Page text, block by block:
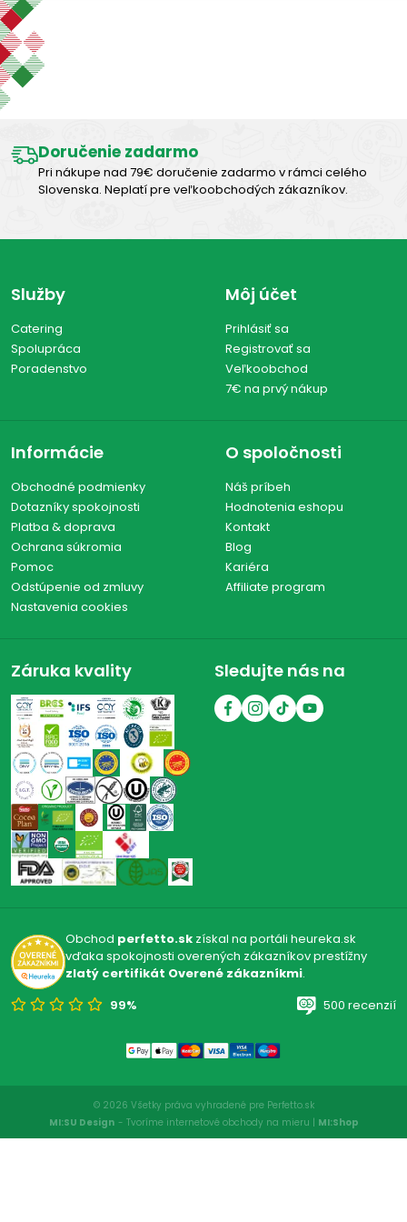
Doručenie zadarmo
Pri nákupe nad 79€ doručenie zadarmo v rámci celého
Slovenska. Neplatí pre veľkoobchodých zákazníkov.
Služby
Catering
Spolupráca
Poradenstvo
Môj účet
Prihlásiť sa
Registrovať sa
Veľkoobchod
7€ na prvý nákup
Informácie
Obchodné podmienky
Dotazníky spokojnosti
Platba & doprava
Ochrana súkromia
Pomoc
Odstúpenie od zmluvy
Nastavenia cookies
O spoločnosti
Náš príbeh
Hodnotenia eshopu
Kontakt
Blog
Kariéra
Affiliate program
Záruka kvality Sledujte nás na
Obchod perfetto.skzískal na portáli heureka.sk
vďaka spokojnosti overených zákazníkov prestížny
zlatý certifikát Overené zákazníkmi.
99%
500 recenzií
© 2026 Všetky práva vyhradené pre Perfetto.sk
MI:SU Design - Tvoríme internetové obchody na mieru | MI:Shop